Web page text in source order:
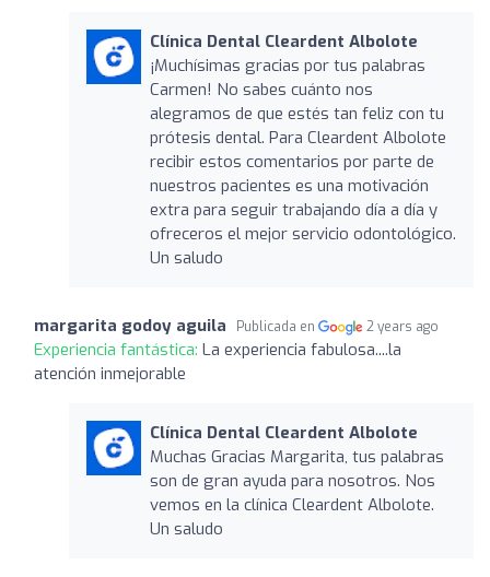
Clínica Dental Cleardent Albolote
¡Muchísimas gracias por tus palabras
Carmen! No sabes cuánto nos
alegramos de que estés tan feliz con tu
prótesis dental. Para Cleardent Albolote
recibir estos comentarios por parte de
nuestros pacientes es una motivación
extra para seguir trabajando día a día y
ofreceros el mejor servicio odontológico.
Un saludo
margarita godoy aguila Publicada en 2 years ago
Experiencia fantástica: La experiencia fabulosa....la
atención inmejorable
Clínica Dental Cleardent Albolote
Muchas Gracias Margarita, tus palabras
son de gran ayuda para nosotros. Nos
vemos en la clínica Cleardent Albolote.
Un saludo